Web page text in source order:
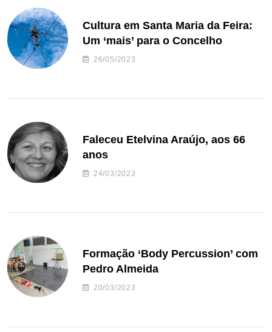
Cultura em Santa Maria da Feira:
Um ‘mais’ para o Concelho
26/05/2023
Faleceu Etelvina Araújo, aos 66
anos
24/03/2023
Formação ‘Body Percussion’ com
Pedro Almeida
20/03/2023